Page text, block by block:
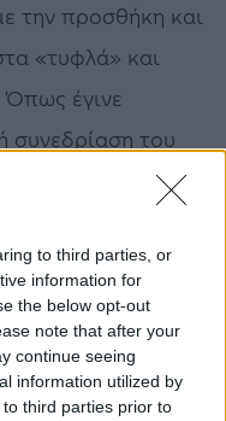
to third parties, or
information for
the below opt-out
note that after your
continue seeing
information utilized by
third parties prior to
την προσθήκη και
«τυφλά» και
Όπως έγινε
συνεδρίαση του
κατά
άμεσα οι
άλλες
χαρακτήρα